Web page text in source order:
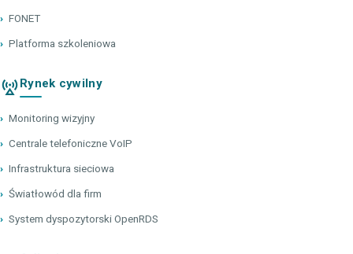
› FONET
› Platforma szkoleniowa
Rynek cywilny
› Monitoring wizyjny
› Centrale telefoniczne VoIP
› Infrastruktura sieciowa
› Światłowód dla firm
› System dyspozytorski OpenRDS